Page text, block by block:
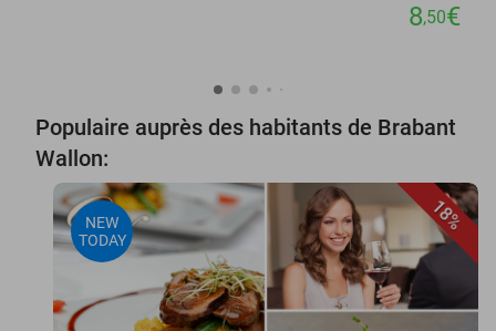
8,50€
Populaire auprès des habitants de Brabant
Wallon:
18%
NEW
TODAY